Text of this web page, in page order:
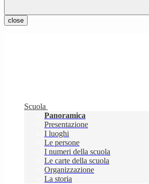
close
Scuola
Panoramica
Presentazione
I luoghi
Le persone
I numeri della scuola
Le carte della scuola
Organizzazione
La storia